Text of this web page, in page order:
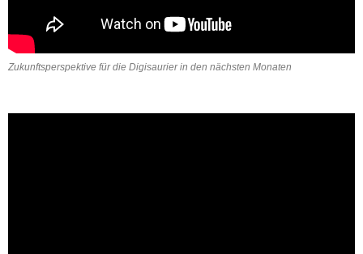
Zukunftsperspektive für die Digisaurier in den nächsten Monaten